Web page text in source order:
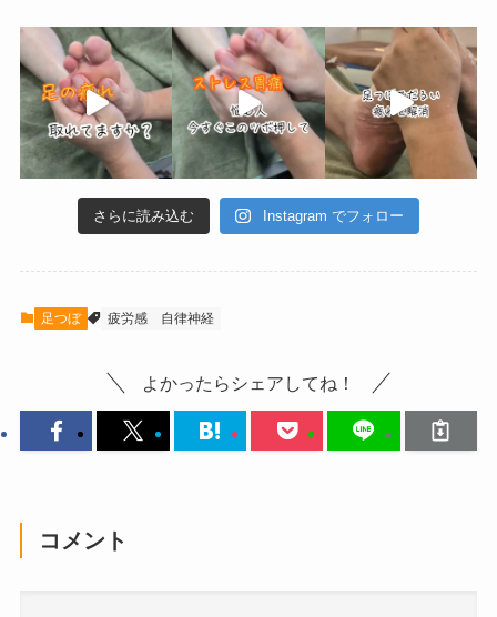
さらに読み込む Instagram でフォロー
足つぼ 疲労感 自律神経
よかったらシェアしてね！
コメント